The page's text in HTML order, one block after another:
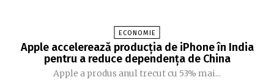
ECONOMIE
Apple accelerează producția de iPhone în India
pentru a reduce dependența de China
Apple a produs anul trecut cu 53% mai...